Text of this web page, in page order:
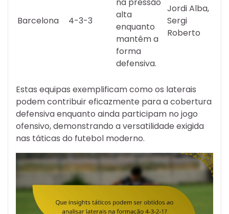
Barcelona 4-3-3
alta
enquanto
mantêm a
forma
defensiva.
Jordi Alba,
Sergi
Roberto
Estas equipas exemplificam como os laterais
podem contribuir eficazmente para a cobertura
defensiva enquanto ainda participam no jogo
ofensivo, demonstrando a versatilidade exigida
nas táticas do futebol moderno.